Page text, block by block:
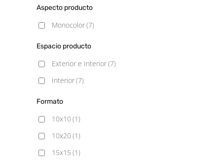
Aspecto producto
Monocolor(7)
Espacio producto
Exterior e Interior(7)
Interior(7)
Formato
10x10 (1)
10x20 (1)
15x15 (1)